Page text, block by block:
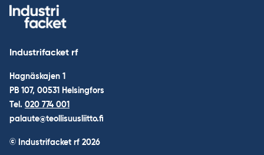
Industrifacket rf
Hagnäskajen 1
PB 107, 00531 Helsingfors
Tel. 020 774 001
palaute@teollisuusliitto.fi
© Industrifacket rf 2026